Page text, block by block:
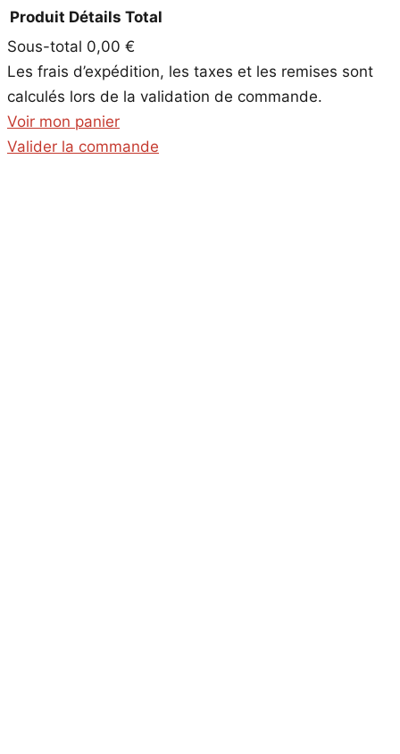
Produits
dans
le
panier
Produit Détails Total
Sous-total 0,00 €
Les frais d’expédition, les taxes et les remises sont
calculés lors de la validation de commande.
Voir mon panier
Valider la commande